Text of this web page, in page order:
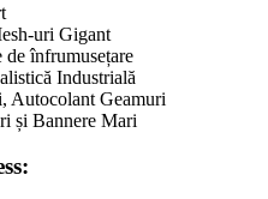
uri Gigant
de înfrumusețare
Industrială
Autocolant Geamuri
și Bannere Mari